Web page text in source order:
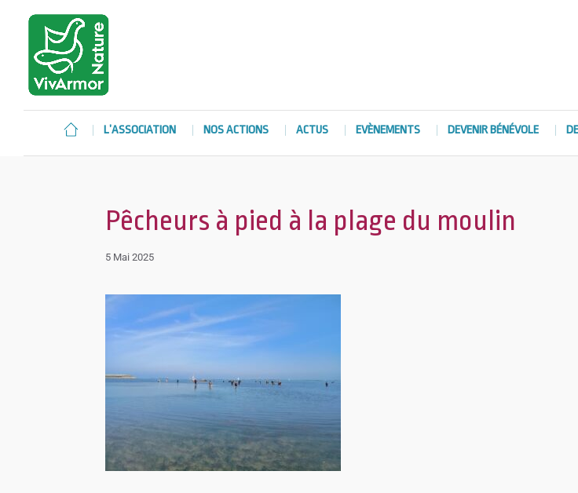
L’ASSOCIATION NOS ACTIONS ACTUS EVÈNEMENTS DEVENIR BÉNÉVOLE
Pêcheurs à pied à la plage du moulin
5 Mai 2025